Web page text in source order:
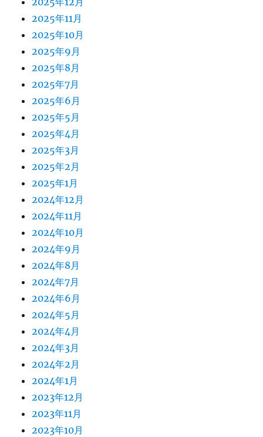
2025年11月
2025年10月
2025年9月
2025年8月
2025年7月
2025年6月
2025年5月
2025年4月
2025年3月
2025年2月
2025年1月
2024年12月
2024年11月
2024年10月
2024年9月
2024年8月
2024年7月
2024年6月
2024年5月
2024年4月
2024年3月
2024年2月
2024年1月
2023年12月
2023年11月
2023年10月